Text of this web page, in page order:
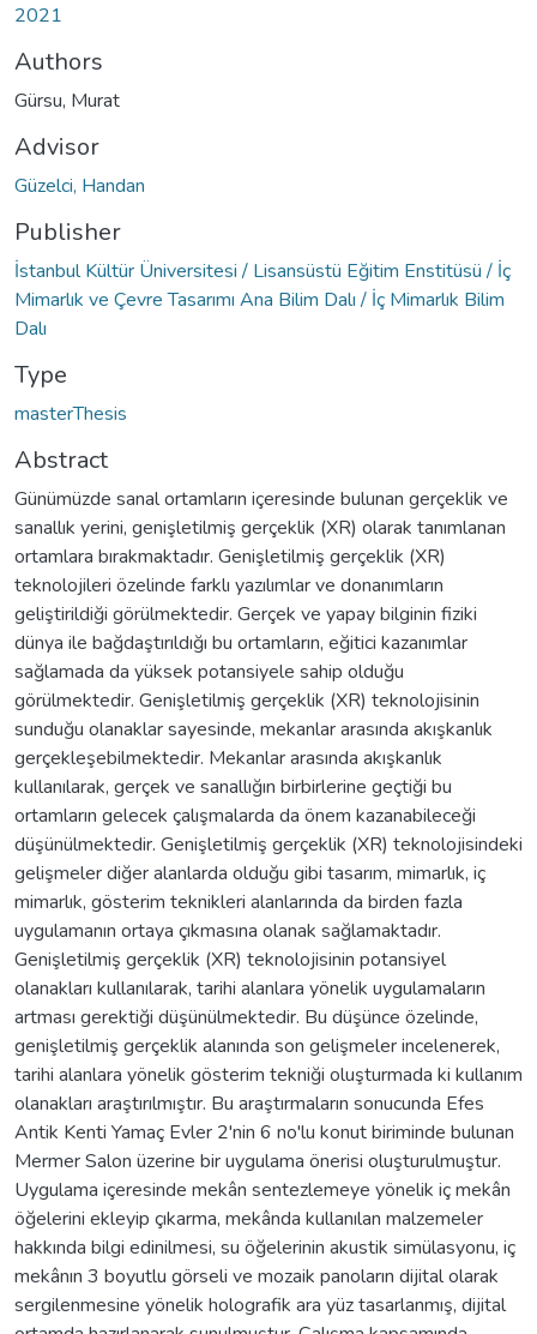
2021
Authors
Gürsu, Murat
Advisor
Güzelci, Handan
Publisher
İstanbul Kültür Üniversitesi / Lisansüstü Eğitim Enstitüsü / İç
Mimarlık ve Çevre Tasarımı Ana Bilim Dalı / İç Mimarlık Bilim
Dalı
Type
masterThesis
Abstract
Günümüzde sanal ortamların içeresinde bulunan gerçeklik ve
sanallık yerini, genişletilmiş gerçeklik (XR) olarak tanımlanan
ortamlara bırakmaktadır. Genişletilmiş gerçeklik (XR)
teknolojileri özelinde farklı yazılımlar ve donanımların
geliştirildiği görülmektedir. Gerçek ve yapay bilginin fiziki
dünya ile bağdaştırıldığı bu ortamların, eğitici kazanımlar
sağlamada da yüksek potansiyele sahip olduğu
görülmektedir. Genişletilmiş gerçeklik (XR) teknolojisinin
sunduğu olanaklar sayesinde, mekanlar arasında akışkanlık
gerçekleşebilmektedir. Mekanlar arasında akışkanlık
kullanılarak, gerçek ve sanallığın birbirlerine geçtiği bu
ortamların gelecek çalışmalarda da önem kazanabileceği
düşünülmektedir. Genişletilmiş gerçeklik (XR) teknolojisindeki
gelişmeler diğer alanlarda olduğu gibi tasarım, mimarlık, iç
mimarlık, gösterim teknikleri alanlarında da birden fazla
uygulamanın ortaya çıkmasına olanak sağlamaktadır.
Genişletilmiş gerçeklik (XR) teknolojisinin potansiyel
olanakları kullanılarak, tarihi alanlara yönelik uygulamaların
artması gerektiği düşünülmektedir. Bu düşünce özelinde,
genişletilmiş gerçeklik alanında son gelişmeler incelenerek,
tarihi alanlara yönelik gösterim tekniği oluşturmada ki kullanım
olanakları araştırılmıştır. Bu araştırmaların sonucunda Efes
Antik Kenti Yamaç Evler 2'nin 6 no'lu konut biriminde bulunan
Mermer Salon üzerine bir uygulama önerisi oluşturulmuştur.
Uygulama içeresinde mekân sentezlemeye yönelik iç mekân
öğelerini ekleyip çıkarma, mekânda kullanılan malzemeler
hakkında bilgi edinilmesi, su öğelerinin akustik simülasyonu, iç
mekânın 3 boyutlu görseli ve mozaik panoların dijital olarak
sergilenmesine yönelik holografik ara yüz tasarlanmış, dijital